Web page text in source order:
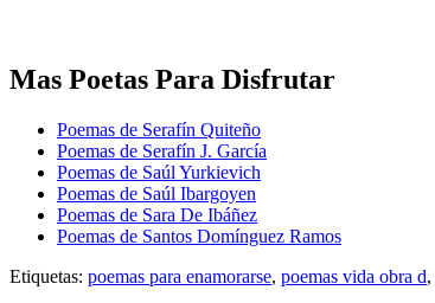
Mas Poetas Para Disfrutar
Poemas de Serafín Quiteño
Poemas de Serafín J. García
Poemas de Saúl Yurkievich
Poemas de Saúl Ibargoyen
Poemas de Sara De Ibáñez
Poemas de Santos Domínguez Ramos
Etiquetas: poemas para enamorarse, poemas vida obra d,